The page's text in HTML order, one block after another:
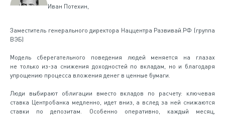
Иван Потехин,
Заместитель генерального директора Наццентра Развивай.РФ (группа
ВЭБ)
Модель сберегательного поведения людей меняется на глазах
не только из-за снижения доходностей по вкладам, но и благодаря
упрощению процесса вложения денег в ценные бумаги.
Люди выбирают облигации вместо вкладов по расчету: ключевая
ставка Центробанка медленно, идет вниз, а вслед за ней снижаются
ставки по депозитам. Особенно оперативно, каждый месяц,